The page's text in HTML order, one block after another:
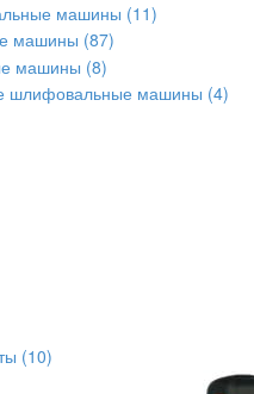
машины (11)
машины (87)
машины (8)
шлифовальные машины (4)
(10)